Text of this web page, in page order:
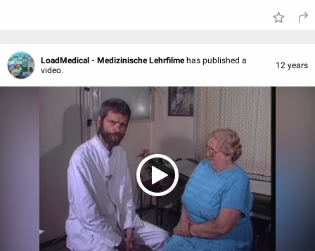
LoadMedical - Medizinische Lehrfilme has published a
video.
12 years